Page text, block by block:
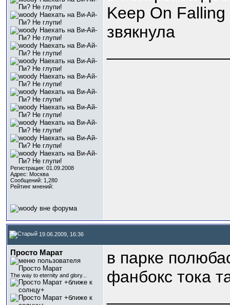
Регистрация: 01.09.2008
Адрес: Москва
Сообщений: 1,280
Рейтинг мнений:
Keep On
звякнула
19.06.2009, 16:36
Просто Марат
The way to eternity and glory...
в парке
фанбокс тока